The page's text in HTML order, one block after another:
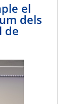
el
dels
de